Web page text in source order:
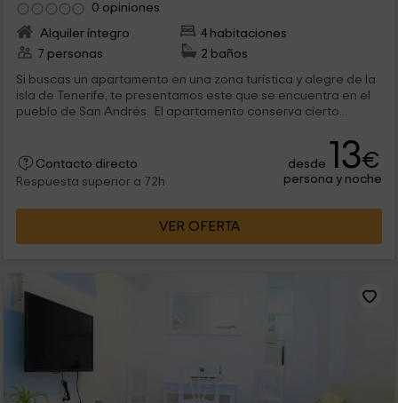
0 opiniones
Alquiler íntegro
4 habitaciones
7 personas
2 baños
Si buscas un apartamento en una zona turística y alegre de la
isla de Tenerife, te presentamos este que se encuentra en el
pueblo de San Andrés. El apartamento conserva cierto...
Contacto directo
Respuesta superior a 72h
desde 13€
persona y noche
VER OFERTA